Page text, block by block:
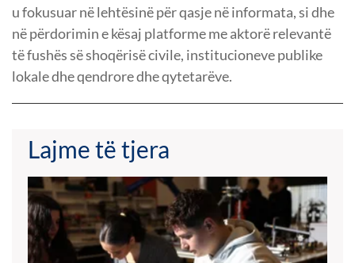
u fokusuar në lehtësinë për qasje në informata, si dhe
në përdorimin e kësaj platforme me aktorë relevantë
të fushës së shoqërisë civile, institucioneve publike
lokale dhe qendrore dhe qytetarëve.
Lajme të tjera